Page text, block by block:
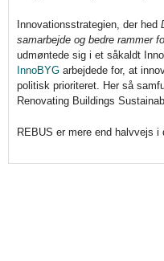
Innovationsstrategien, der hed
samarbejde og bedre rammer
udmøntede sig i et såkaldt
InnoBYG arbejdede for, at
politisk prioriteret. Her så
Renovating Buildings
REBUS er mere end halvvejs i